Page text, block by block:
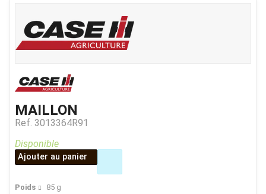
MAILLON
Ref. 3013364R91
Poids 85 g
Disponible
Ajouter au panier